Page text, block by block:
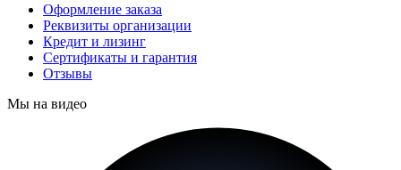
Оформление заказа
Реквизиты организации
Кредит и лизинг
Сертификаты и гарантия
Отзывы
Мы на видео